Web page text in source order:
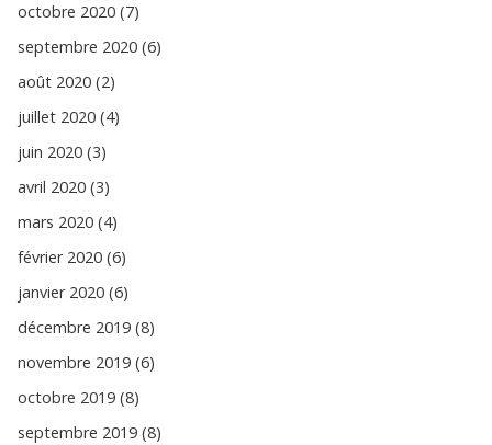
octobre 2020 (7)
septembre 2020 (6)
août 2020 (2)
juillet 2020 (4)
juin 2020 (3)
avril 2020 (3)
mars 2020 (4)
février 2020 (6)
janvier 2020 (6)
décembre 2019 (8)
novembre 2019 (6)
octobre 2019 (8)
septembre 2019 (8)